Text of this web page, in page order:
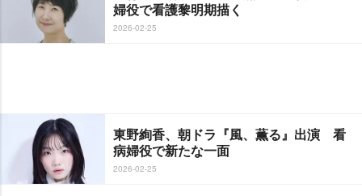
婦役で看護黎明期描く
2026-02-25
東野絢香、朝ドラ『風、薫る』出演 看
病婦役で新たな一面
2026-02-25